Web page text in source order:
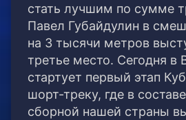
стать лучшим по сумме
Павел Губайдулин в
на 3 тысячи метров
третье место. Сегодня в
стартует первый этап
шорт-треку, где в
сборной нашей страны